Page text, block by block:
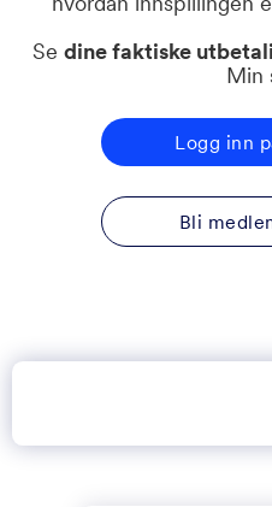
Se dine faktiske
Min
Logg inn
Bli